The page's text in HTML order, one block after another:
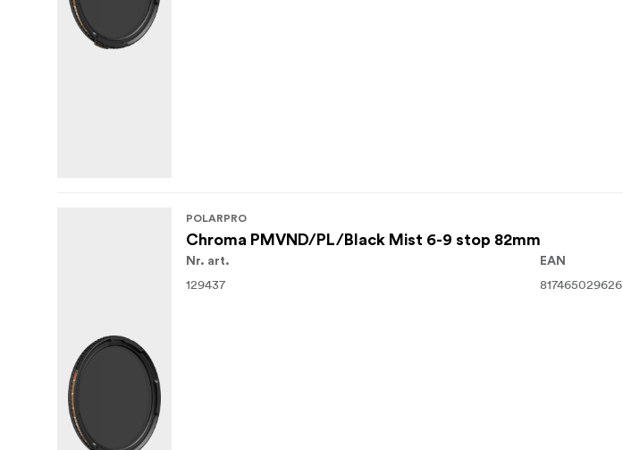
POLARPRO
Chroma PMVND/PL/Black Mist 6-9 stop 82mm
Nr. art.
129437
EAN
817465029626